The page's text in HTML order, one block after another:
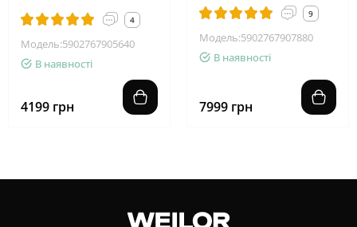
4
Модель:5902767905640
В наявності
4199 грн
9
Модель:5902767907880
В наявності
7999 грн